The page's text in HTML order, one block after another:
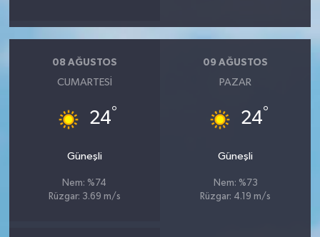
08 AĞUSTOS
CUMARTESI
24°
Güneşli
Nem: %74
Rüzgar: 3.69 m/s
09 AĞUSTOS
PAZAR
24°
Güneşli
Nem: %73
Rüzgar: 4.19 m/s